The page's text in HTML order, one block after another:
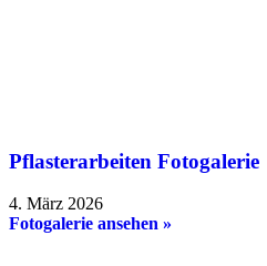
Pflasterarbeiten Fotogalerie
4. März 2026
Fotogalerie ansehen »